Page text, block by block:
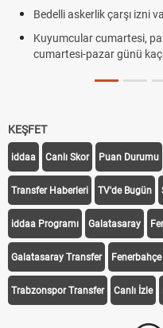
Bedelli askerlik çarşı izni
Kuyumcular cumartesi,
cumartesi-pazar günü
KEŞFET
iddaa Canlı Skor Puan Durumu
Transfer Haberleri TV'de Bugün
iddaa Programı Galatasaray
Galatasaray Transfer
Trabzonspor Transfer Canlı İzle